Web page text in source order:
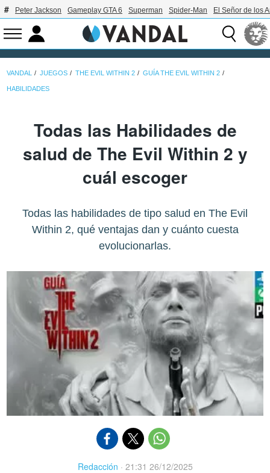
Peter Jackson Gameplay GTA 6 Superman Spider-Man El Señor de los
VANDAL JUEGOS THE EVIL WITHIN 2 GUÍA THE EVIL WITHIN 2
HABILIDADES
Todas las Habilidades de
salud de The Evil Within 2 y
cuál escoger
Todas las habilidades de tipo salud en The Evil
Within 2, qué ventajas dan y cuánto cuesta
evolucionarlas.
Redacción · 21:31 26/12/2025